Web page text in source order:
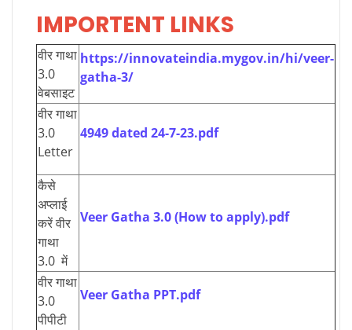
IMPORTENT LINKS
वीर गाथा
3.0
वेबसाइट
https://innovateindia.mygov.in/hi/veer-
gatha-3/
वीर गाथा
3.0
Letter
4949 dated 24-7-23.pdf
कैसे
अप्लाई
करें वीर
गाथा
3.0 में
Veer Gatha 3.0 (How to apply).pdf
वीर गाथा
3.0
पीपीटी
Veer Gatha PPT.pdf